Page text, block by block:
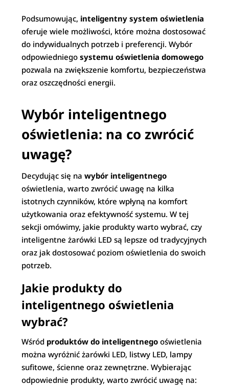
Podsumowując, inteligentny system oświetlenia
oferuje wiele możliwości, które można dostosować
do indywidualnych potrzeb i preferencji. Wybór
odpowiedniegosystemu oświetlenia domowego
pozwala na zwiększenie komfortu, bezpieczeństwa
oraz oszczędności energii.
Wybór inteligentnego
oświetlenia: na co zwrócić
uwagę?
Decydując się nawybór inteligentnego
oświetlenia, warto zwrócić uwagę na kilka
istotnych czynników, które wpłyną na komfort
użytkowania oraz efektywność systemu. W tej
sekcji omówimy, jakie produkty warto wybrać, czy
inteligentne żarówki LED są lepsze od tradycyjnych
oraz jak dostosować poziom oświetlenia do swoich
potrzeb.
Jakie produkty do
inteligentnego oświetlenia
wybrać?
Wśród produktów do inteligentnego oświetlenia
można wyróżnić żarówki LED, listwy LED, lampy
sufitowe, ścienne oraz zewnętrzne. Wybierając
odpowiednie produkty, warto zwrócić uwagę na: